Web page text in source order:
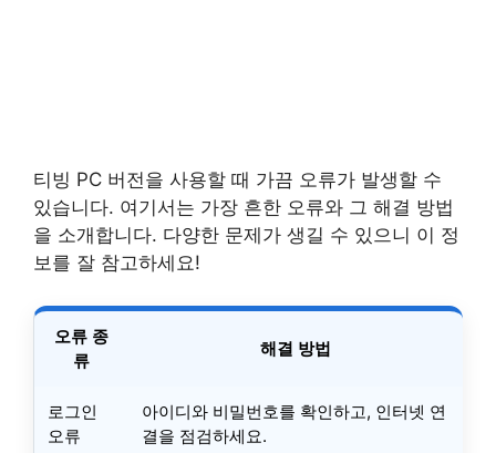
티빙 PC 버전을 사용할 때 가끔 오류가 발생할 수
있습니다. 여기서는 가장 흔한 오류와 그 해결 방법
을 소개합니다. 다양한 문제가 생길 수 있으니 이 정
보를 잘 참고하세요!
오류 종
류
해결 방법
로그인
오류
아이디와 비밀번호를 확인하고, 인터넷 연
결을 점검하세요.